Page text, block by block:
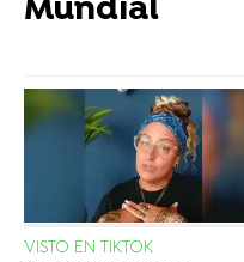
Mundial
VISTO EN TIKTOK